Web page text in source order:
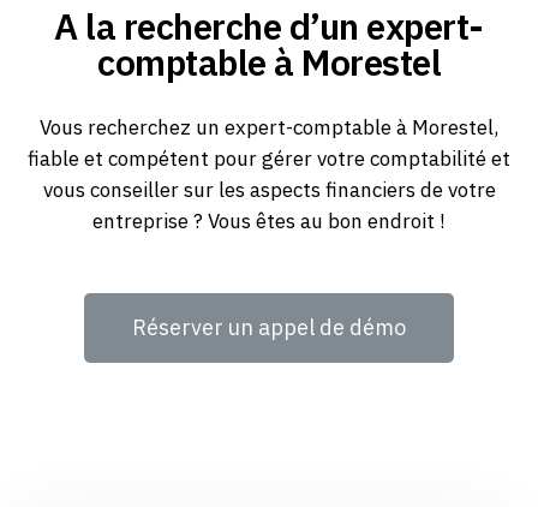
A la recherche d’un expert-
comptable à Morestel
Vous recherchez un expert-comptable à Morestel,
fiable et compétent pour gérer votre comptabilité et
vous conseiller sur les aspects financiers de votre
entreprise ? Vous êtes au bon endroit !
Réserver un appel de démo